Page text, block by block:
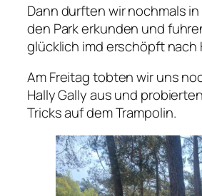
Dann durften wir nochmals
den Park erkunden und
glücklich imd erschöpft nach
Am Freitag tobten wir uns
Hally Gally aus und
Tricks auf dem Trampolin.